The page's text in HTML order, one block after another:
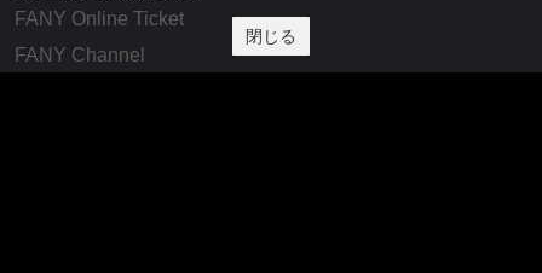
FANY Online Ticket
FANY Channel
閉じる